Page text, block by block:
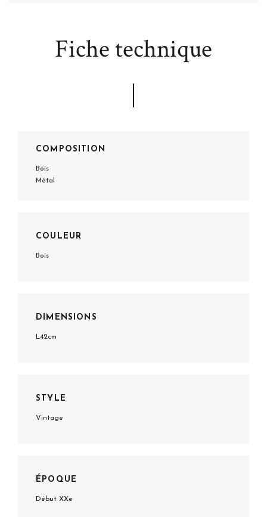
Fiche technique
COMPOSITION
Bois
Métal
COULEUR
Bois
DIMENSIONS
L42cm
STYLE
Vintage
ÉPOQUE
Début XXe